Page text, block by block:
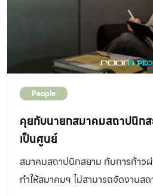
เป็นการกระชับความสัมพันธ์และค
หาสู่เหมือนการกลับไปเยี่ยมบ้านใ
หลังใหม่จึงเลือกตั้งอยู่ในบริเวณเ
คุณแนนอยู่อาศัยและเติบโตมาตั้งแ
วางใจให้สถาปนิกจาก JAI
รังสรรค์ความต้องการให้กลายเป็น
ร่วมงานกันมาก่อนครั้งหนึ่งแล้ว เนื่
เดิมตั้งอยู่ค่อนข้างกลางที่ดิน ทำใ
เป็นสองผืนตามกรรมสิทธิ์ของพี่น้
เป็นที่ดินแคบและยาว ผู้ออกแบบเล
People
คุยกับนายกสมาคมสถาปนิก
เป็นศูนย์
สมาคมสถาปนิกสยาม กับการก้าว
ทำให้สมาคมฯ ไม่สามารถจัดงานส